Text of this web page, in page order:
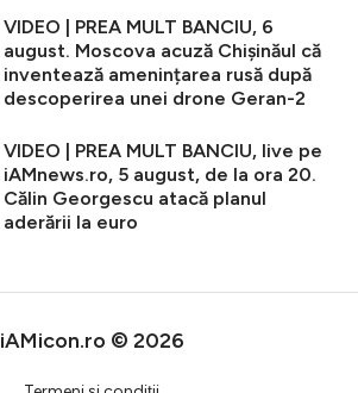
VIDEO | PREA MULT BANCIU, 6
august. Moscova acuză Chișinăul că
inventează amenințarea rusă după
descoperirea unei drone Geran-2
VIDEO | PREA MULT BANCIU, live pe
iAMnews.ro, 5 august, de la ora 20.
Călin Georgescu atacă planul
aderării la euro
iAMicon.ro © 2026